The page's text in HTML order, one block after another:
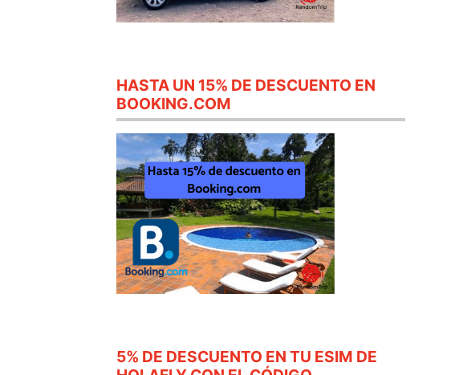
HASTA UN 15% DE DESCUENTO EN
BOOKING.COM
5% DE DESCUENTO EN TU ESIM DE